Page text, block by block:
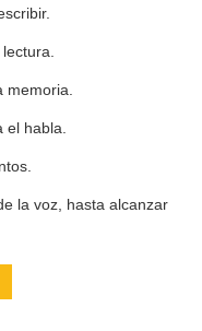
memoria.
habla.
la voz, hasta alcanzar